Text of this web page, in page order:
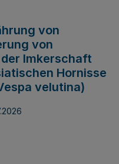
von
von
Imkerschaft
Hornisse
velutina)